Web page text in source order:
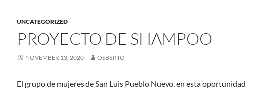
UNCATEGORIZED
PROYECTO DE SHAMPOO
NOVEMBER 13, 2020 OSBERTO
El grupo de mujeres de San Luis Pueblo Nuevo, en esta oportunidad